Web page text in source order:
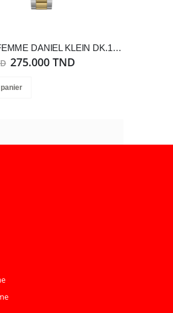
MONTRE FEMME DANIEL KLEIN DK.1.14151-4
275.000 TND